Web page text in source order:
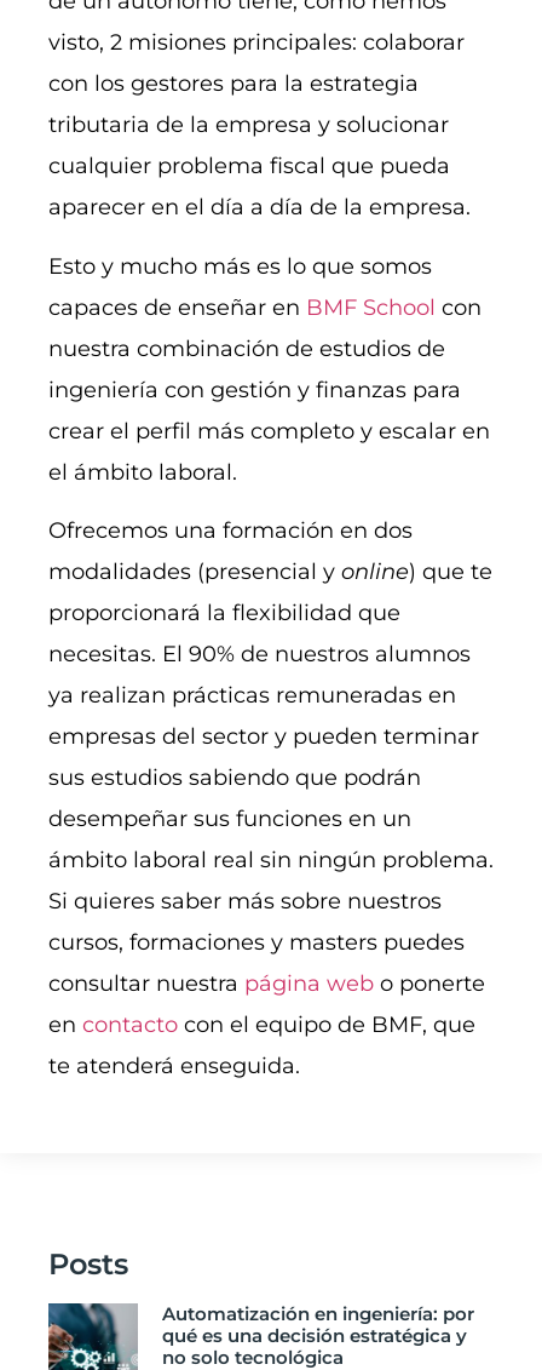
visto, 2 misiones principales: colaborar
con los gestores para la estrategia
tributaria de la empresa y solucionar
cualquier problema fiscal que pueda
aparecer en el día a día de la empresa.
Esto y mucho más es lo que somos
capaces de enseñar en BMF School con
nuestra combinación de estudios de
ingeniería con gestión y finanzas para
crear el perfil más completo y escalar en
el ámbito laboral.
Ofrecemos una formación en dos
modalidades (presencial y online) que te
proporcionará la flexibilidad que
necesitas. El 90% de nuestros alumnos
ya realizan prácticas remuneradas en
empresas del sector y pueden terminar
sus estudios sabiendo que podrán
desempeñar sus funciones en un
ámbito laboral real sin ningún problema.
Si quieres saber más sobre nuestros
cursos, formaciones y masters puedes
consultar nuestra página web o ponerte
en contacto con el equipo de BMF, que
te atenderá enseguida.
Posts
Automatización en ingeniería: por
qué es una decisión estratégica y
no solo tecnológica